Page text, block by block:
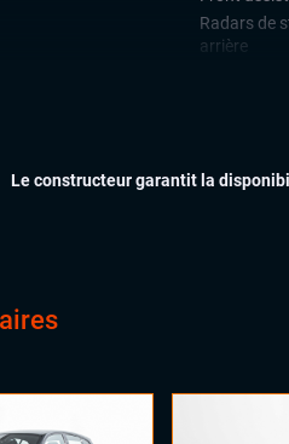
Radars de
arrière
Sièges
Le constructeur garantit la